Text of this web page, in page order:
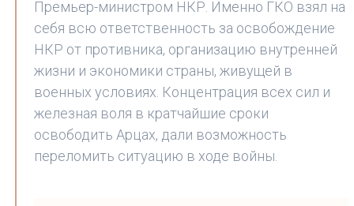
Премьер-министром НКР. Именно ГКО взял на
себя всю ответственность за освобождение
НКР от противника, организацию внутренней
жизни и экономики страны, живущей в
военных условиях. Концентрация всех сил и
железная воля в кратчайшие сроки
освободить Арцах, дали возможность
переломить ситуацию в ходе войны.